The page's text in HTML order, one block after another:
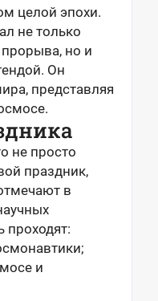
целой эпохи.
не только
но и
Он
представляя
не просто
праздник,
в
проходят:
и